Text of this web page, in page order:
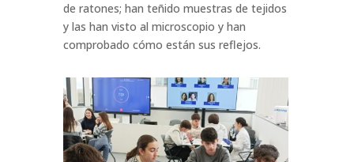
de ratones; han teñido muestras de tejidos
y las han visto al microscopio y han
comprobado cómo están sus reflejos.